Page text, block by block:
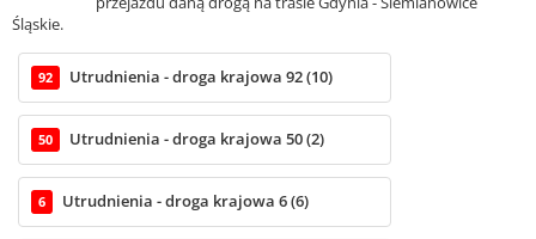
Śląskie.
92 Utrudnienia - droga krajowa 92 (10)
50 Utrudnienia - droga krajowa 50 (2)
6 Utrudnienia - droga krajowa 6 (6)